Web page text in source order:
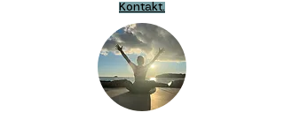
Kontakt.